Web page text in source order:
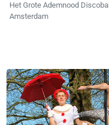
Het Grote Ademnood Discobal
Amsterdam